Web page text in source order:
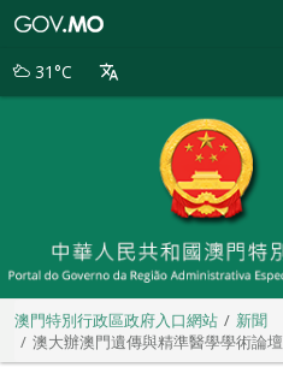
別
31°C
澳門特別行政區政府入口網站
新聞
澳大辦澳門遺傳與精準醫學學術論壇